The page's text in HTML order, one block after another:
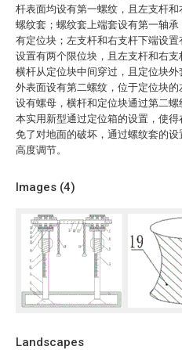
杆表面均设有第一螺纹，且左支杆
螺纹套；螺纹套上端套设有第一轴
有定位块；左支杆和右支杆下端设
设置有两个限位块，且左支杆和右支
横杆从定位块中间穿过，且定位块
外表面设有第二螺纹，位于定位块
设有螺母，横杆和定位块通过第二螺
本实用新型通过定位箱的设置，使
免了对地面的破坏，通过螺纹套的
高度调节。
Images (4)
Landscapes